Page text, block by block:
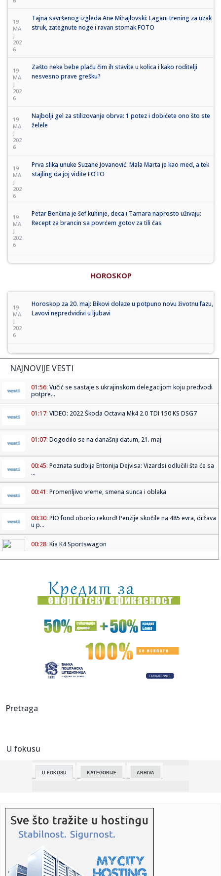
19
MA
J
202
6
Tajna savršenog izgleda Ane Mihajlovski: Lagani trening za uzak
struk, zategnute noge i ravan stomak FOTO
19
MA
J
202
6
Zašto neke bebe plaču čim ih stavite u kolica i kako roditelji
nesvesno prave grešku?
19
MA
J
202
6
Najbolji gel za stilizovanje obrva: 1 potez i dobićete ono što ste
želele
19
MA
J
202
6
Prva slika unuke Suzane Jovanović: Mala Marta je kao med, a tek
stajling da joj vidite FOTO
19
MA
J
202
6
Petar Benčina je šef kuhinje, deca i Tamara naprosto uživaju:
Recept za brancin sa povrćem gotov za tili čas
HOROSKOP
19
MA
J
202
6
Horoskop za 20. maj: Bikovi dolaze u potpuno novu životnu fazu,
Lavovi nepredvidivi u ljubavi
NAJNOVIJE VESTI
01:56: Vučić se sastaje s ukrajinskom delegacijom koju predvodi
potpre...
01:17: VIDEO: 2022 Škoda Octavia Mk4 2.0 TDI 150 KS DSG7
01:07: Dogodilo se na današnji datum, 21. maj
00:45: Poznata sudbija Entonija Dejvisa: Vizardsi odlučili šta će sa
...
00:41: Promenljivo vreme, smena sunca i oblaka
00:30: PIO fond oborio rekord! Penzije skočile na 485 evra, država
u p...
00:28: Kia K4 Sportswagon
23:55:Ludnica za Ekspo 2027! Više od 5.000 ljudi pohrlilo da bude
deo ...
23:51:Bratina: Kineska kultura predstavlja važan most saradnje i
povez...
DŽABARI SVE OZBILJNIJI U DRESU HUVENTUDA: Peti Mils
23:43:Jevtić: Hapšenja u Gračanici presedan i pokušaj Kurtija da
eks...
23:42:
23:42:
Jednostavna tehnika naučnika s Harvarda usporava puls i
23:42:Narodna skupština RS usvojila izmjene Zakona o pravima
boraca
23:42:Najveće banke Bliskog istoka i Afrike: Gigant iz Emirata
prestig...
Pretraga
U fokusu
U FOKUSU KATEGORIJE ARHIVA